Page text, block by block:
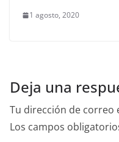
1 agosto, 2020
Deja una
Tu dirección de correo
Los campos